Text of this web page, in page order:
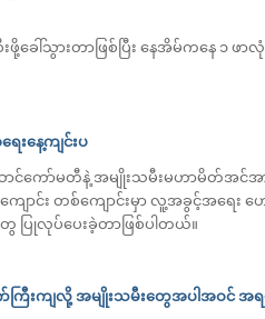
ခေါ်သွားတာဖြစ်ပြီး နေအိမ်ကနေ ၁
းနေ့ကျင်းပ
မတီနဲ့ အမျိုးသမီးမဟာမိတ်အင်အားစု
ောင်း တစ်ကျောင်းမှာ လူ့အခွင့်အရေး ဟေ
ေ ပြုလုပ်ပေးခဲ့တာဖြစ်ပါတယ်။
ကြီးကျလို့ အမျိုးသမီးတွေအပါအဝင် အ